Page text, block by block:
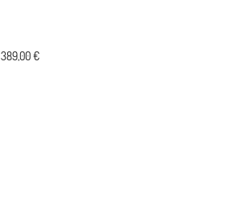
389,00 €